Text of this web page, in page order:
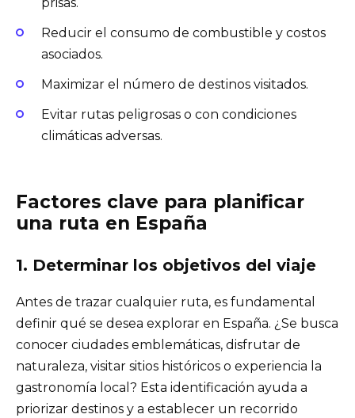
Reducir el consumo de combustible y costos
asociados.
Maximizar el número de destinos visitados.
Evitar rutas peligrosas o con condiciones
climáticas adversas.
Factores clave para planificar
una ruta en España
1. Determinar los objetivos del viaje
Antes de trazar cualquier ruta, es fundamental
definir qué se desea explorar en España. ¿Se busca
conocer ciudades emblemáticas, disfrutar de
naturaleza, visitar sitios históricos o experiencia la
gastronomía local? Esta identificación ayuda a
priorizar destinos y a establecer un recorrido